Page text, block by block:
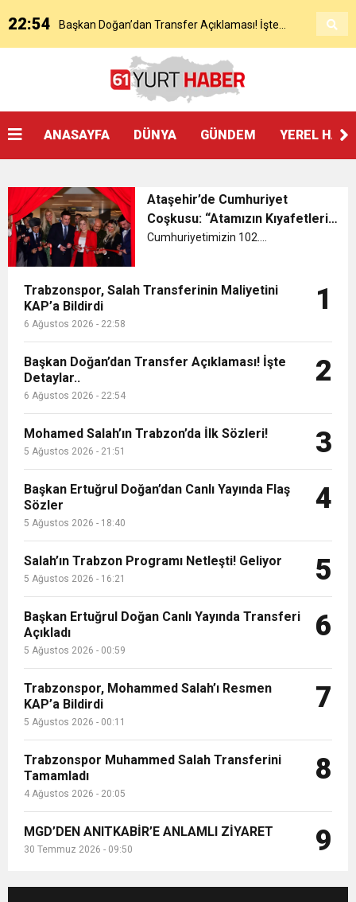
KAP’a Bildirdi
22:54 Başkan Doğan’dan Transfer Açıklaması! İşte
Mohamed Salah’ın Trabzon’da İlk Sözleri!
0:59 Başkan Ertuğrul Doğan Canlı Yayında Transferi
Açıkladı
0:11 Trabzonspor, Mohammed Salah’ı Resmen KAP’a
Bildirdi
20:05 Trabzonspor Muhammed Salah Transferini
Tamamladı
9:50 MGD’DEN ANITKABİR’E ANLAMLI ZİYARET
18:59
22:58 Trabzonspor, Salah Transferinin Maliyetini
KAP’a Bildirdi
ANASAYFA DÜNYA GÜNDEM YEREL
Ataşehir’de Cumhuriyet
Coşkusu: “Atamızın Kıyafetleri”
Sergisi Ziyarete Açıldı
Cumhuriyetimizin 102....
Trabzonspor, Salah Transferinin Maliyetini
KAP’a Bildirdi
6 Ağustos 2026 - 22:58
1
Başkan Doğan’dan Transfer Açıklaması! İşte
Detaylar..
6 Ağustos 2026 - 22:54
2
Mohamed Salah’ın Trabzon’da İlk Sözleri!
5 Ağustos 2026 - 21:51 3
Başkan Ertuğrul Doğan’dan Canlı Yayında Flaş
Sözler
5 Ağustos 2026 - 18:40
4
Salah’ın Trabzon Programı Netleşti! Geliyor
5 Ağustos 2026 - 16:21 5
Başkan Ertuğrul Doğan Canlı Yayında Transferi
Açıkladı
5 Ağustos 2026 - 00:59
6
Trabzonspor, Mohammed Salah’ı Resmen
KAP’a Bildirdi
5 Ağustos 2026 - 00:11
7
Trabzonspor Muhammed Salah Transferini
Tamamladı
4 Ağustos 2026 - 20:05
8
MGD’DEN ANITKABİR’E ANLAMLI ZİYARET
30 Temmuz 2026 - 09:50 9